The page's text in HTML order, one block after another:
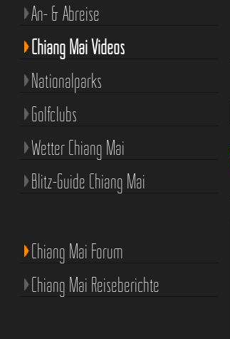
An- & Abreise
Chiang Mai Videos
Nationalparks
Golfclubs
Wetter Chiang Mai
Blitz-Guide Chiang Mai
Chiang Mai Forum
Chiang Mai Reiseberichte